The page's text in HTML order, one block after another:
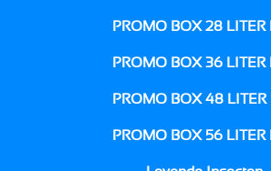
PROMO BOX 28 LITER
PROMO BOX 36 LITER
PROMO BOX 48 LITER
PROMO BOX 56 LITER